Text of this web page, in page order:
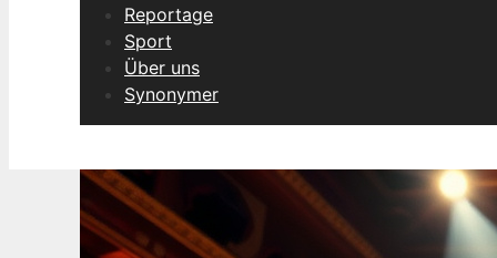
Reportage
Sport
Über uns
Synonymer